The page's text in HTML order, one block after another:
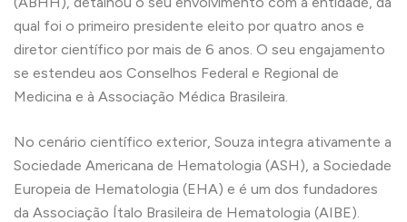
qual foi o primeiro presidente eleito por quatro anos e
diretor científico por mais de 6 anos. O seu engajamento
se estendeu aos Conselhos Federal e Regional de
Medicina e à Associação Médica Brasileira.
No cenário científico exterior, Souza integra ativamente a
Sociedade Americana de Hematologia (ASH), a Sociedade
Europeia de Hematologia (EHA) e é um dos fundadores
da Associação Ítalo Brasileira de Hematologia (AIBE).